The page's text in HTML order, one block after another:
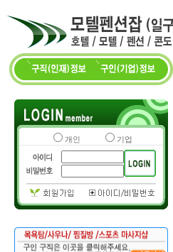
개인 기업